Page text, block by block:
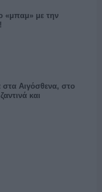
«μπαμ» με την
Αιγόσθενα, στο
και